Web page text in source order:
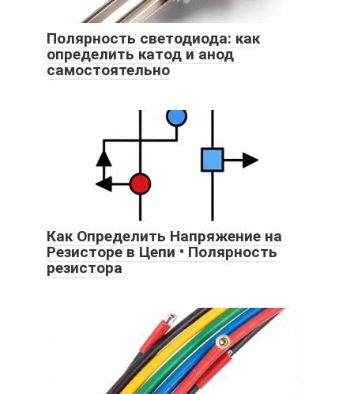
Полярность светодиода: как
определить катод и анод
самостоятельно
Как Определить Напряжение на
Резисторе в Цепи • Полярность
резистора